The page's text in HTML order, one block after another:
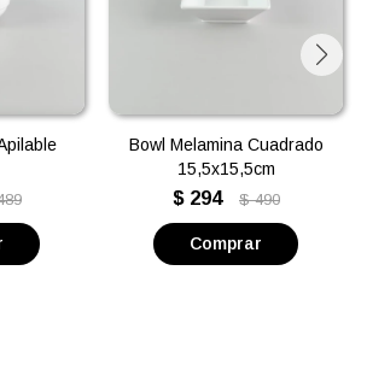
Bowl Melamina Cuadrado
15,5x15,5cm
$ 294 $ 490